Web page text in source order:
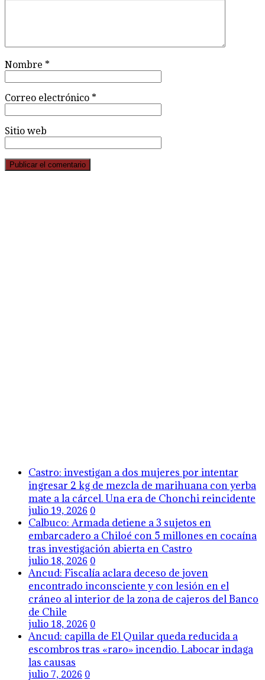
Nombre *
Correo electrónico *
Sitio web
Castro: investigan a dos mujeres por intentar
ingresar 2 kg de mezcla de marihuana con yerba
mate a la cárcel. Una era de Chonchi reincidente
julio 19, 2026 0
Calbuco: Armada detiene a 3 sujetos en
embarcadero a Chiloé con 5 millones en cocaína
tras investigación abierta en Castro
julio 18, 2026 0
Ancud: Fiscalía aclara deceso de joven
encontrado inconsciente y con lesión en el
cráneo al interior de la zona de cajeros del Banco
de Chile
julio 18, 2026 0
Ancud: capilla de El Quilar queda reducida a
escombros tras «raro» incendio. Labocar indaga
las causas
julio 7, 2026 0